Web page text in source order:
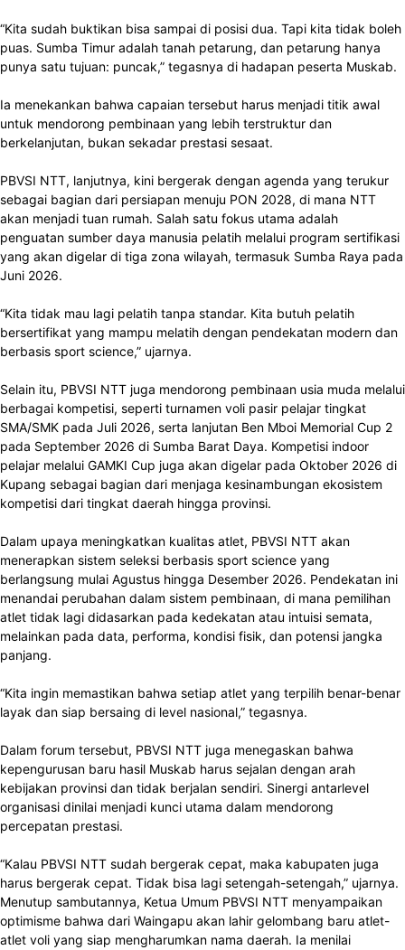
“Kita sudah buktikan bisa sampai di posisi dua. Tapi kita tidak boleh
puas. Sumba Timur adalah tanah petarung, dan petarung hanya
punya satu tujuan: puncak,” tegasnya di hadapan peserta Muskab.
Ia menekankan bahwa capaian tersebut harus menjadi titik awal
untuk mendorong pembinaan yang lebih terstruktur dan
berkelanjutan, bukan sekadar prestasi sesaat.
PBVSI NTT, lanjutnya, kini bergerak dengan agenda yang terukur
sebagai bagian dari persiapan menuju PON 2028, di mana NTT
akan menjadi tuan rumah. Salah satu fokus utama adalah
penguatan sumber daya manusia pelatih melalui program sertifikasi
yang akan digelar di tiga zona wilayah, termasuk Sumba Raya pada
Juni 2026.
“Kita tidak mau lagi pelatih tanpa standar. Kita butuh pelatih
bersertifikat yang mampu melatih dengan pendekatan modern dan
berbasis sport science,” ujarnya.
Selain itu, PBVSI NTT juga mendorong pembinaan usia muda melalui
berbagai kompetisi, seperti turnamen voli pasir pelajar tingkat
SMA/SMK pada Juli 2026, serta lanjutan Ben Mboi Memorial Cup 2
pada September 2026 di Sumba Barat Daya. Kompetisi indoor
pelajar melalui GAMKI Cup juga akan digelar pada Oktober 2026 di
Kupang sebagai bagian dari menjaga kesinambungan ekosistem
kompetisi dari tingkat daerah hingga provinsi.
Dalam upaya meningkatkan kualitas atlet, PBVSI NTT akan
menerapkan sistem seleksi berbasis sport science yang
berlangsung mulai Agustus hingga Desember 2026. Pendekatan ini
menandai perubahan dalam sistem pembinaan, di mana pemilihan
atlet tidak lagi didasarkan pada kedekatan atau intuisi semata,
melainkan pada data, performa, kondisi fisik, dan potensi jangka
panjang.
“Kita ingin memastikan bahwa setiap atlet yang terpilih benar-benar
layak dan siap bersaing di level nasional,” tegasnya.
Dalam forum tersebut, PBVSI NTT juga menegaskan bahwa
kepengurusan baru hasil Muskab harus sejalan dengan arah
kebijakan provinsi dan tidak berjalan sendiri. Sinergi antarlevel
organisasi dinilai menjadi kunci utama dalam mendorong
percepatan prestasi.
“Kalau PBVSI NTT sudah bergerak cepat, maka kabupaten juga
harus bergerak cepat. Tidak bisa lagi setengah-setengah,” ujarnya.
Menutup sambutannya, Ketua Umum PBVSI NTT menyampaikan
optimisme bahwa dari Waingapu akan lahir gelombang baru atlet-
atlet voli yang siap mengharumkan nama daerah. Ia menilai